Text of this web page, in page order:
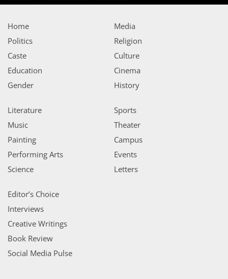
Home
Politics
Caste
Education
Gender
Media
Religion
Culture
Cinema
History
Literature
Music
Painting
Performing Arts
Science
Sports
Theater
Campus
Events
Letters
Editor’s Choice
Interviews
Creative Writings
Book Review
Social Media Pulse